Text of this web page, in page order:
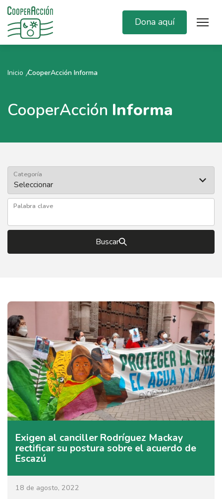
Dona aquí
Inicio CooperAcción Informa
CooperAcción Informa
Categoría
Palabra clave
Buscar
Exigen al canciller Rodríguez Mackay
rectificar su postura sobre el acuerdo de
Escazú
18 de agosto, 2022